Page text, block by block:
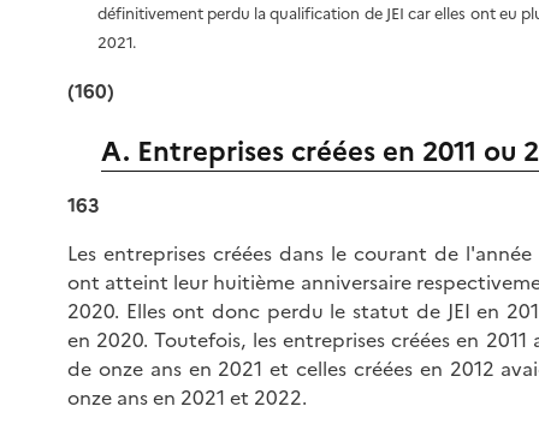
définitivement perdu la qualification de JEI car elles ont eu
2021.
(160)
A. Entreprises créées en 2011 ou
163
Les entreprises créées dans le courant de l'année
ont atteint leur huitième anniversaire
2020. Elles ont donc perdu le statut de JEI en
en 2020. Toutefois, les entreprises créées en 2011
de onze ans en 2021 et celles créées en 2012
onze ans en 2021 et 2022.